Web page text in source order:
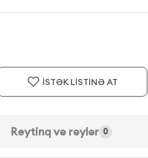
İSTƏK LİSTİNƏ AT
Reytinq və rəylər 0